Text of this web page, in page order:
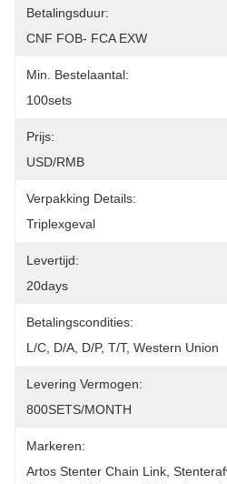
Betalingsduur:
CNF FOB- FCA EXW
Min. Bestelaantal:
100sets
Prijs:
USD/RMB
Verpakking Details:
Triplexgeval
Levertijd:
20days
Betalingscondities:
L/C, D/A, D/P, T/T, Western Union
Levering Vermogen:
800SETS/MONTH
Markeren:
Artos Stenter Chain Link